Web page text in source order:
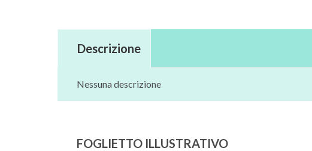
Descrizione
Nessuna descrizione
FOGLIETTO ILLUSTRATIVO